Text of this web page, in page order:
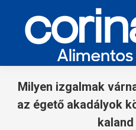
Milyen izgalmak
az égető akadályok